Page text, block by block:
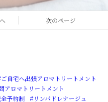
次のページ
自宅へ出張アロマトリートメント
アロマトリートメント
予約制
#リンパドレナージュ